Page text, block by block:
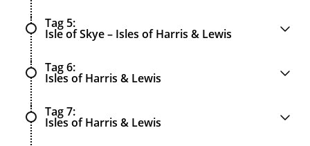
Tag 5
Isle of Skye – Isles of Harris & Lewis
Tag 6
Isles of Harris & Lewis
Tag 7
Isles of Harris & Lewis